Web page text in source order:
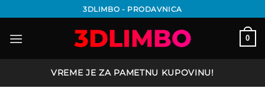
na
sadržaj
3DLIMBO - PRODAVNICA
0
VREME JE ZA PAMETNU KUPOVINU!